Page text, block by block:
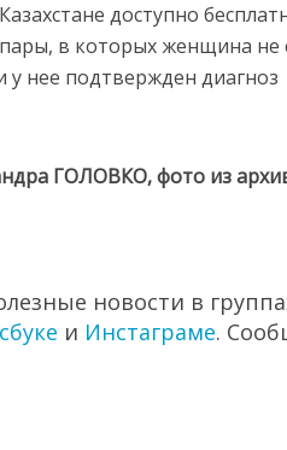
доступно
в которых женщина не
у нее подтвержден диагноз
ГОЛОВКО, фото из
новости в
и Инстаграме.